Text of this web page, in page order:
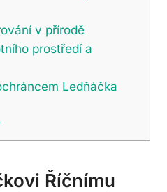
v přírodě
prostředí a
Ledňáčka
Říčnímu